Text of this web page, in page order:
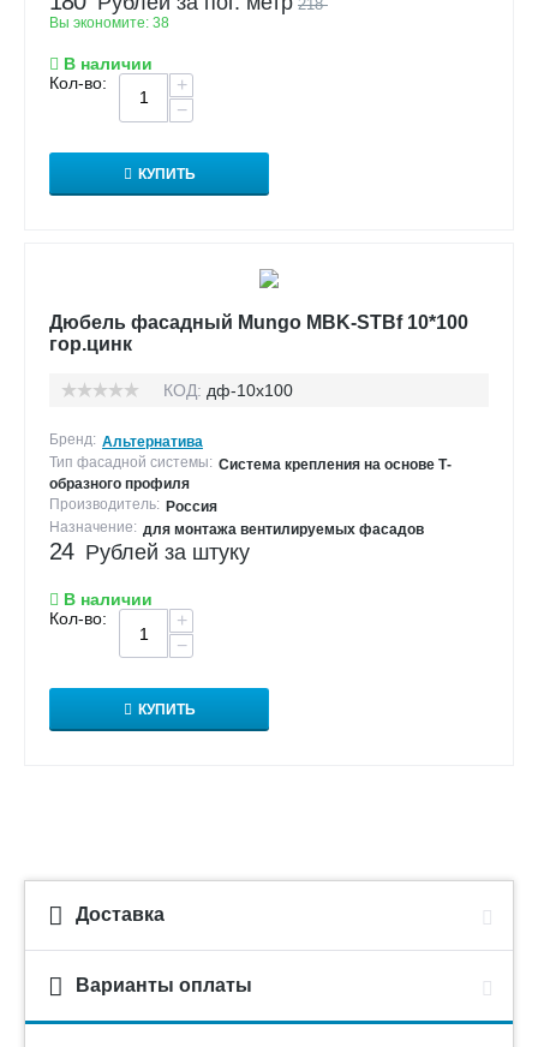
218
Вы экономите: 38
В наличии
Кол-во:
+
−
КУПИТЬ
Дюбель фасадный Mungo MBK-STBf 10*100
гор.цинк
КОД: дф-10х100
Бренд: Альтернатива
Тип фасадной системы: Система крепления на основе Т-
образного профиля
Производитель: Россия
Назначение: для монтажа вентилируемых фасадов
24 Рублей за штуку
В наличии
Кол-во:
+
−
КУПИТЬ
Доставка
Варианты оплаты